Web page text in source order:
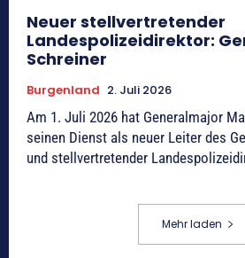
Neuer stellvertretender
Landespolizeidirektor:
Schreiner
Burgenland 2. Juli 2026
Am 1. Juli 2026 hat Generalmajor
seinen Dienst als neuer Leiter des
und stellvertretender
Mehr laden